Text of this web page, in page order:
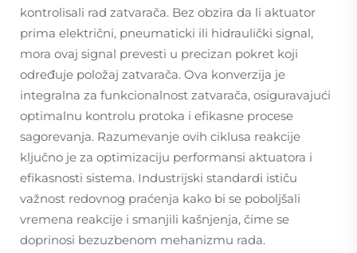
kontrolisali rad zatvarača. Bez obzira da li aktuator
prima električni, pneumaticki ili hidraulički signal,
mora ovaj signal prevesti u precizan pokret koji
određuje položaj zatvarača. Ova konverzija je
integralna za funkcionalnost zatvarača, osiguravajući
optimalnu kontrolu protoka i efikasne procese
sagorevanja. Razumevanje ovih ciklusa reakcije
ključno je za optimizaciju performansi aktuatora i
efikasnosti sistema. Industrijski standardi ističu
važnost redovnog praćenja kako bi se poboljšali
vremena reakcije i smanjili kašnjenja, čime se
doprinosi bezuzbenom mehanizmu rada.